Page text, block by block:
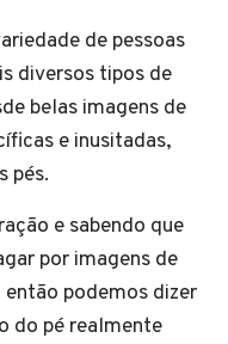
de pessoas
diversos tipos de
belas imagens de
e inusitadas,
pés.
e sabendo que
por imagens de
podemos dizer
do pé realmente